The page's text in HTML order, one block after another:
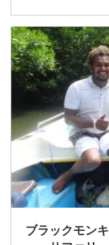
ブラックモン